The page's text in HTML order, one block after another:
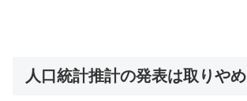
人口統計推計の発表は取りやめ